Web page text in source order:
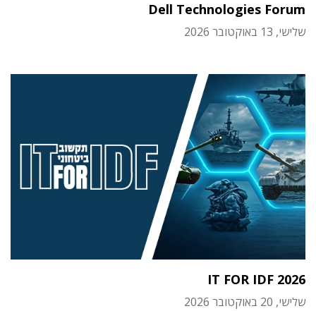
Dell Technologies Forum
שלישי, 13 באוקטובר 2026
IT FOR IDF 2026
שלישי, 20 באוקטובר 2026